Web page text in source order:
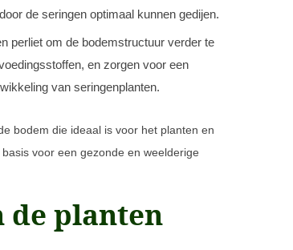
de seringen optimaal kunnen gedijen.
perliet om de bodemstructuur verder te
en zorgen voor een
van seringenplanten.
bodem die ideaal is voor het planten en
voor een gezonde en weelderige
de planten